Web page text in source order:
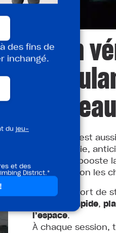
3. Un
cerveau
Grimper, c’est
Lire une voie,
l’escalade booste
heures, selon les
C’est un sport de
réflexion rapide,
l’espace.
À chaque session,
des fins de
inchangé.
du jeu-
et des
District.*